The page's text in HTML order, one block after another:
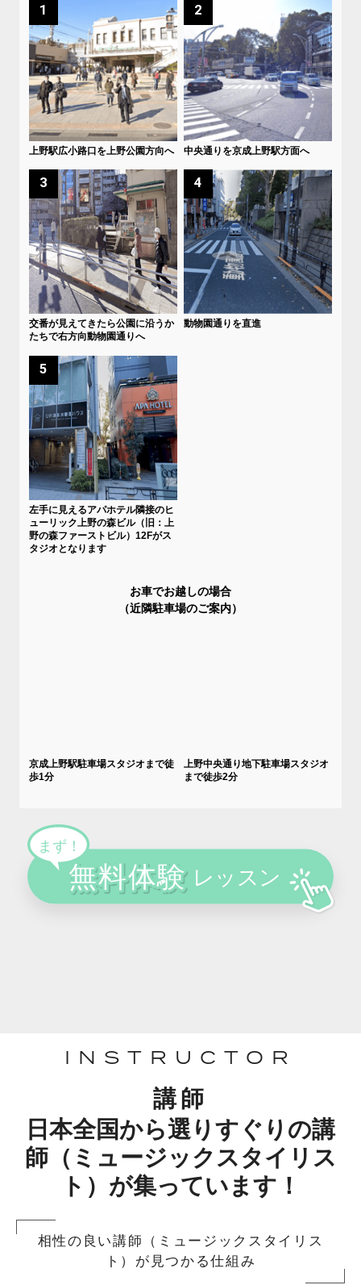
1
上野駅広小路口を上野公園方向へ
2
中央通りを京成上野駅方面へ
3
交番が見えてきたら公園に沿うか
たちで右方向動物園通りへ
4
動物園通りを直進
5
左手に見えるアパホテル隣接のヒ
ューリック上野の森ビル（旧：上
野の森ファーストビル）12Fがス
タジオとなります
お車でお越しの場合
（近隣駐車場のご案内）
京成上野駅駐車場スタジオまで徒
歩1分
上野中央通り地下駐車場スタジオ
まで徒歩2分
INSTRUCTOR
講師
日本全国から選りすぐりの講
師（ミュージックスタイリス
ト）が集っています！
相性の良い講師（ミュージックスタイリス
ト）が見つかる仕組み